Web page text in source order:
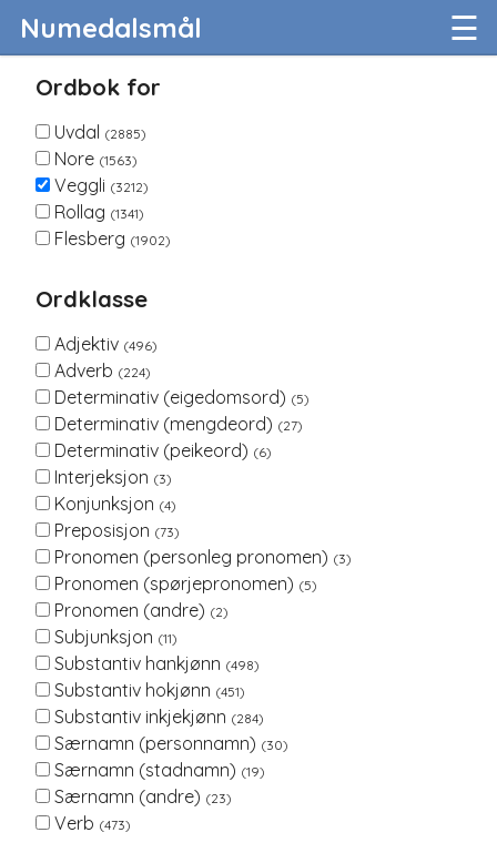
Numedalsmål ☰
Ordbok for
Uvdal (2885)
Nore (1563)
Veggli (3212)
Rollag (1341)
Flesberg (1902)
Ordklasse
Adjektiv (496)
Adverb (224)
Determinativ (eigedomsord) (5)
Determinativ (mengdeord) (27)
Determinativ (peikeord) (6)
Interjeksjon (3)
Konjunksjon (4)
Preposisjon (73)
Pronomen (personleg pronomen) (3)
Pronomen (spørjepronomen) (5)
Pronomen (andre) (2)
Subjunksjon (11)
Substantiv hankjønn (498)
Substantiv hokjønn (451)
Substantiv inkjekjønn (284)
Særnamn (personnamn) (30)
Særnamn (stadnamn) (19)
Særnamn (andre) (23)
Verb (473)